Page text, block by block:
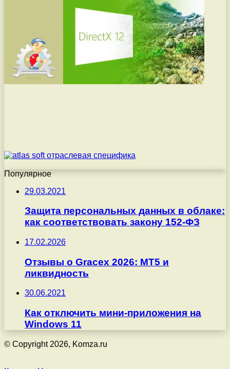
Популярное
29.03.2021
Защита персональных данных в облаке:
как соответствовать закону 152-ФЗ
17.02.2026
Отзывы о Gracex 2026: MT5 и
ликвидность
30.06.2021
Как отключить мини-приложения на
Windows 11
© Copyright 2026, Komza.ru